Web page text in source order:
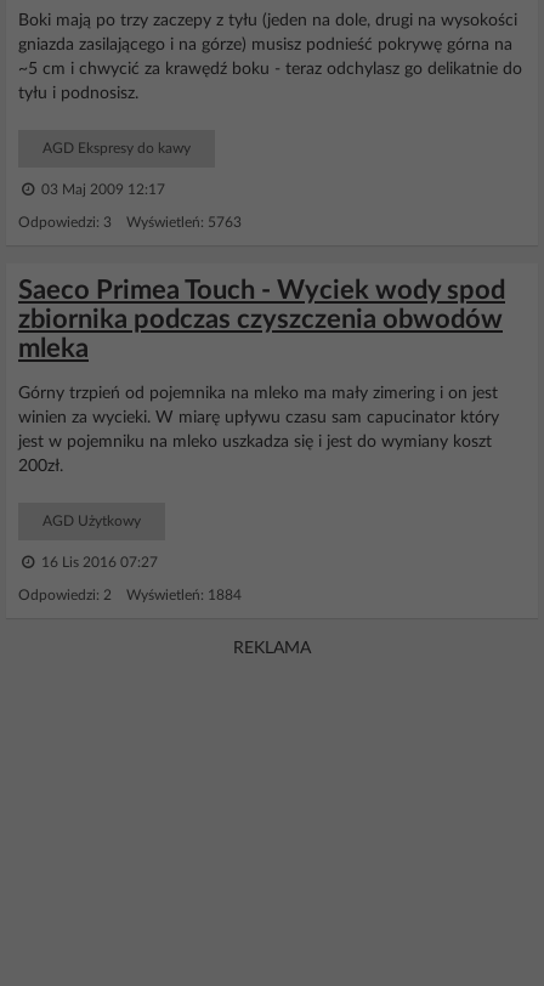
Boki mają po trzy zaczepy z tyłu (jeden na dole, drugi na wysokości
gniazda zasilającego i na górze) musisz podnieść pokrywę górna na
~5 cm i chwycić za krawędź boku - teraz odchylasz go delikatnie do
tyłu i podnosisz.
AGD Ekspresy do kawy
03 Maj 2009 12:17
Odpowiedzi: 3 Wyświetleń: 5763
Saeco Primea Touch - Wyciek wody spod
zbiornika podczas czyszczenia obwodów
mleka
Górny trzpień od pojemnika na mleko ma mały zimering i on jest
winien za wycieki. W miarę upływu czasu sam capucinator który
jest w pojemniku na mleko uszkadza się i jest do wymiany koszt
200zł.
AGD Użytkowy
16 Lis 2016 07:27
Odpowiedzi: 2 Wyświetleń: 1884
REKLAMA